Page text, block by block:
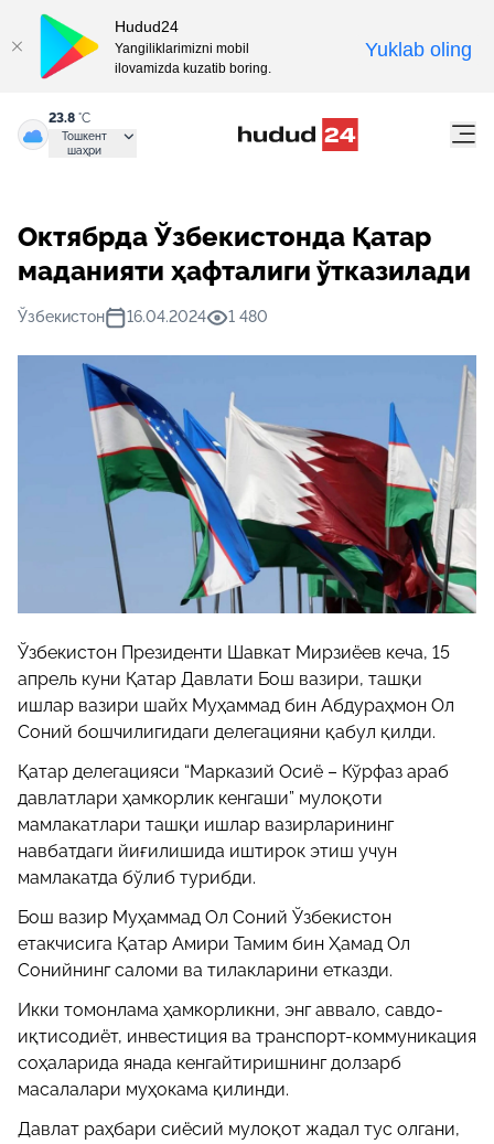
23.8 °C
Тошкент
шаҳри
Октябрда Ўзбекистонда Қатар
маданияти ҳафталиги ўтказилади
Ўзбекистон 16.04.2024 1 480
Ўзбекистон Президенти Шавкат Мирзиёев кеча, 15
апрель куни Қатар Давлати Бош вазири, ташқи
ишлар вазири шайх Муҳаммад бин Абдураҳмон Ол
Соний бошчилигидаги делегацияни қабул қилди.
Қатар делегацияси “Марказий Осиё – Кўрфаз араб
давлатлари ҳамкорлик кенгаши” мулоқоти
мамлакатлари ташқи ишлар вазирларининг
навбатдаги йиғилишида иштирок этиш учун
мамлакатда бўлиб турибди.
Бош вазир Муҳаммад Ол Соний Ўзбекистон
етакчисига Қатар Амири Тамим бин Ҳамад Ол
Сонийнинг саломи ва тилакларини етказди.
Икки томонлама ҳамкорликни, энг аввало, савдо-
иқтисодиёт, инвестиция ва транспорт-коммуникация
соҳаларида янада кенгайтиришнинг долзарб
масалалари муҳокама қилинди.
Давлат раҳбари сиёсий мулоқот жадал тус олгани,
Hudud24
Yangiliklarimizni mobil
ilovamizda kuzatib boring.
Yuklab oling